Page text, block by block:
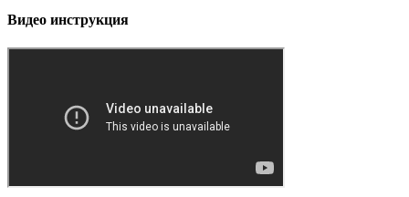
Видео инструкция